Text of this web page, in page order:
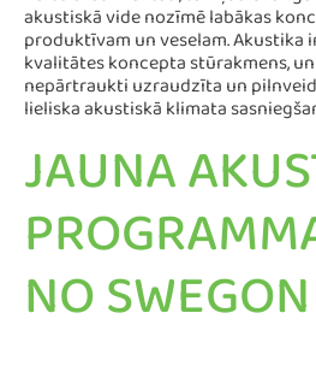
akustiskā vide nozīmē labākas
produktīvam un veselam. Akustika
kvalitātes koncepta stūrakmens,
nepārtraukti uzraudzīta un
lieliska akustiskā klimata
JAUNA
NO SWEGON